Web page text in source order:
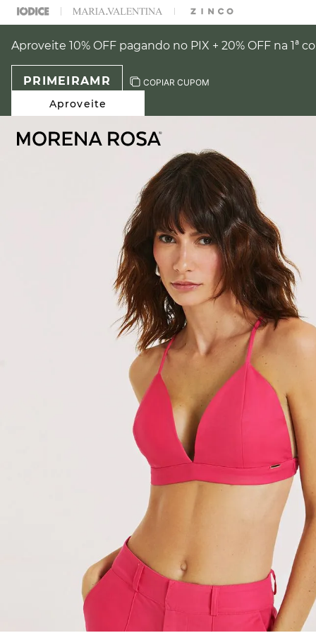
ESCOLHER SEU LOOK?FALE COM NOSSA PERSONAL SHOPPER.
Aproveite 10% OFF pagando no PIX + 20% OFF na 1ª
PRIMEIRAMR COPIAR CUPOM
Aproveite